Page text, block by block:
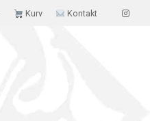
Kurv Kontakt